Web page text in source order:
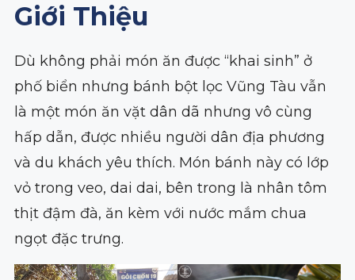
Giới Thiệu
Dù không phải món ăn được “khai sinh” ở
phố biển nhưng bánh bột lọc Vũng Tàu vẫn
là một món ăn vặt dân dã nhưng vô cùng
hấp dẫn, được nhiều người dân địa phương
và du khách yêu thích. Món bánh này có lớp
vỏ trong veo, dai dai, bên trong là nhân tôm
thịt đậm đà, ăn kèm với nước mắm chua
ngọt đặc trưng.